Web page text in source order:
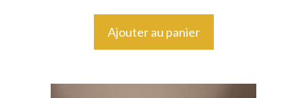
Ajouter au panier